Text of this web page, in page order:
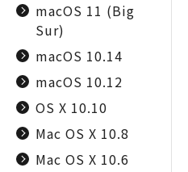
macOS 11 (Big
Sur)
macOS 10.14
macOS 10.12
OS X 10.10
Mac OS X 10.8
Mac OS X 10.6